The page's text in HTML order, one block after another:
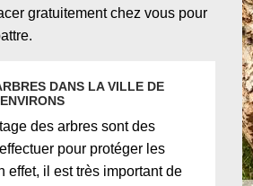
gratuitement chez vous pour
DANS LA VILLE DE
des arbres sont des
pour protéger les
effet, il est très important de